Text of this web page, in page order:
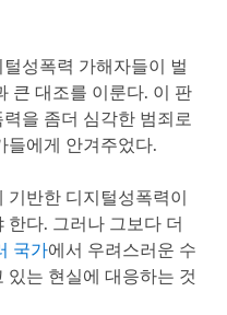
성폭력 가해자들이 벌
큰 대조를 이룬다. 이 판
을 좀더 심각한 범죄로
들에게 안겨주었다.
반한 디지털성폭력이
한다. 그러나 그보다 더
국가에서 우려스러운 수
있는 현실에 대응하는 것